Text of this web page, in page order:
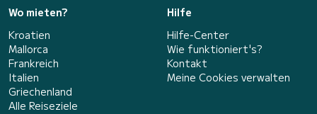
Wo mieten?
Kroatien
Mallorca
Frankreich
Italien
Griechenland
Alle Reiseziele
Hilfe
Hilfe-Center
Wie funktioniert's?
Kontakt
Meine Cookies verwalten